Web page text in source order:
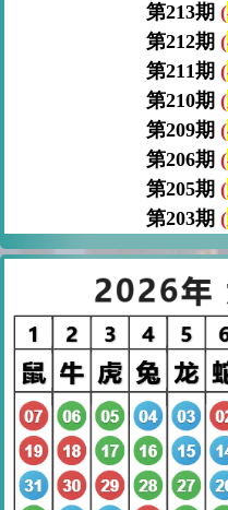
第213期 (
第212期 (
第211期 (
第210期 (
第209期 (
第206期 (
第205期 (
第203期 (